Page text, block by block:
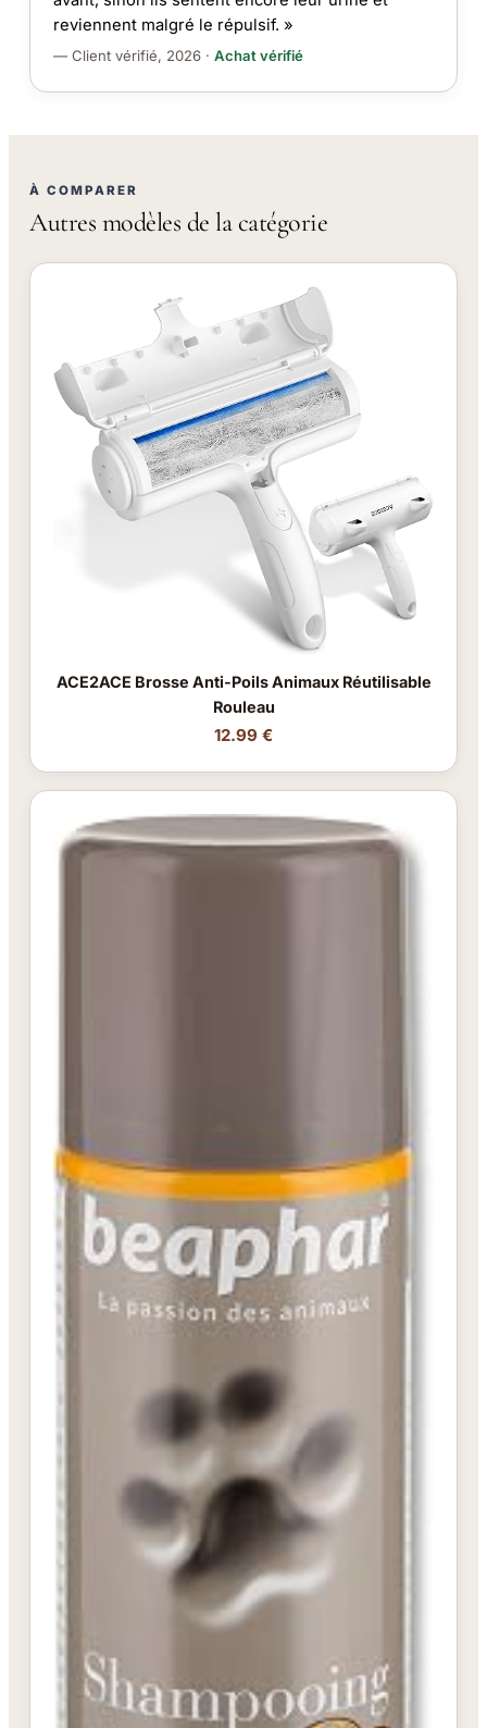
reviennent malgré le répulsif. »
— Client vérifié, 2026 · Achat vérifié
À COMPARER
Autres modèles de la catégorie
ACE2ACE Brosse Anti-Poils Animaux Réutilisable
Rouleau
12.99 €